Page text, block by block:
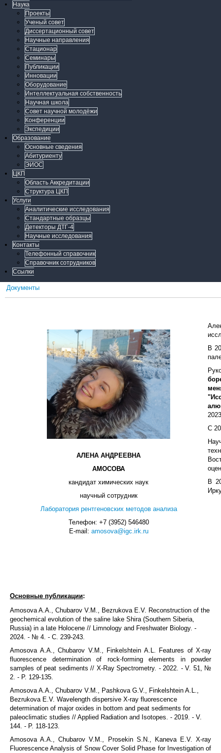
Наука
Проекты
Ученый совет
Диссертационный совет
Научные направления
Стационар
Семинары
Публикации
Инновации
Оборудование
Интеллектуальная собственность
Научная школа
Совет научной молодёжи
Конференции
Экспедиции
Образование
Основные сведения
Абитуриенту
ЭИОС
ЦКП
Область Аккредитации
Структура ЦКП
Услуги
Аналитические исследования
Стандартные образцы
Детекторы ДТГ-4
Научные исследования
Контакты
Телефонный справочник
Справочник сотрудников
Ссылки
Документы
АЛЕНА АНДРЕЕВНА
АМОСОВА
кандидат химических наук
научный сотрудник
Лаборатория рентгеновских методов анализа
Телефон: +7 (3952) 546480
E-mail: amosova@igc.irk.ru
В
С
В
Основные публикации:
Amosova A.A., Chubarov V.M., Bezrukova E.V. Reconstruction of the
geochemical evolution of the saline lake Shira (Southern Siberia,
Russia) in a late Holocene // Limnology and Freshwater Biology. -
2024. - № 4. - С. 239-243.
Amosova A.A., Chubarov V.M., Finkelshtein A.L. Features of X-ray
fluorescence determination of rock-forming elements in powder
samples of peat sediments // X-Ray Spectrometry. - 2022. - V. 51, №
2. - P. 129-135.
Amosova A.A., Chubarov V.M., Pashkova G.V., Finkelshtein A.L.,
Bezrukova E.V. Wavelength dispersive X-ray fluorescence
determination of major oxides in bottom and peat sediments for
paleoclimatic studies // Applied Radiation and Isotopes. - 2019. - V.
144. - P. 118-123.
Amosova A.A., Chubarov V.M., Prosekin S.N., Kaneva E.V. X-ray
Fluorescence Analysis of Snow Cover Solid Phase for Investigation of